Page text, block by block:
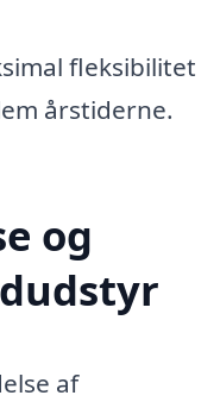
fleksibilitet
årstiderne.
og
af